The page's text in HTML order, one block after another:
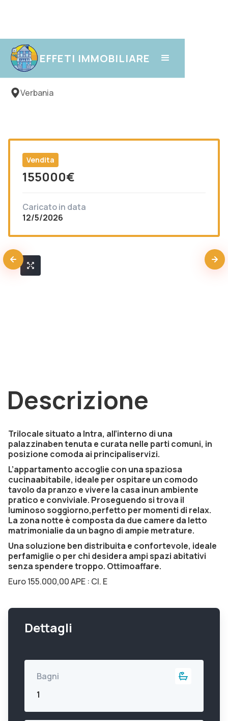
EFFETI IMMOBILIARE
Intra
Verbania
Vendita
155000€
Caricato in data
12/5/2026
Descrizione
Trilocale situato a Intra, all’interno di una
palazzinaben tenuta e curata nelle parti comuni, in
posizione comoda ai principaliservizi.
L’appartamento accoglie con una spaziosa
cucinaabitabile, ideale per ospitare un comodo
tavolo da pranzo e vivere la casa inun ambiente
pratico e conviviale. Proseguendo si trova il
luminoso soggiorno,perfetto per momenti di relax.
La zona notte è composta da due camere da letto
matrimonialie da un bagno di ampie metrature.
Una soluzione ben distribuita e confortevole, ideale
perfamiglie o per chi desidera ampi spazi abitativi
senza spendere troppo. Ottimoaffare.
Euro 155.000,00 APE : Cl. E
Dettagli
Bagni
1